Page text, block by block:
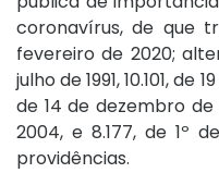
coronavírus, de que
fevereiro de 2020;
julho de 1991, 10.101, de
de 14 de dezembro de
2004, e 8.177, de 1º
providências.